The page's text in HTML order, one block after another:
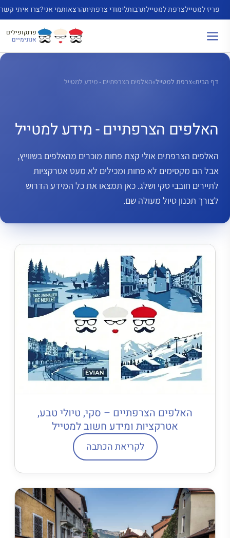
לדלג
לתוכן
פריז למטיילצרפת למטיילתרבותלימודי צרפתיתהרצאותמי אני?צרו איתי קשר
פרנקופילים
אנונימיים
דף הבית»צרפת למטייל»האלפים הצרפתיים - מידע למטייל
האלפים הצרפתיים - מידע למטייל
האלפים הצרפתים אולי קצת פחות מוכרים מהאלפים בשווייץ,
אבל הם מקסימים לא פחות ומכילים לא מעט אטרקציות
לתיירים חובבי סקי ושלג. כאן תמצאו את כל המידע הדרוש
לצורך תכנון טיול מעולה שם.
האלפים הצרפתיים – סקי, טיולי טבע,
אטרקציות ומידע חשוב למטייל
לקריאת הכתבה